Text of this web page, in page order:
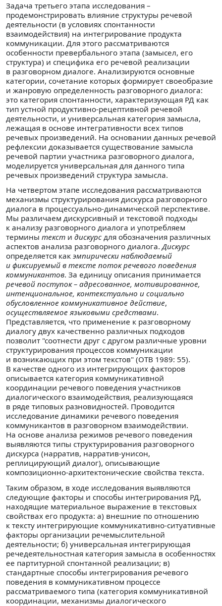
Задача третьего этапа исследования –
продемонстрировать влияние структуры речевой
деятельности (в условиях спонтанности
взаимодействия) на интегрирование продукта
коммуникации. Для этого рассматриваются
особенности превербального этапа (замысел, его
структура) и специфика его речевой реализации
в разговорном диалоге. Анализируются основные
категории, сочетание которых формирует своеобразие
и жанровую определенность разговорного диалога:
это категория спонтанности, характеризующая РД как
тип устной продуктивно-рецептивной речевой
деятельности, и универсальная категория замысла,
лежащая в основе интегративности всех типов
речевых произведений. На основании данных речевой
рефлексии доказывается существование замысла
речевой партии участника разговорного диалога,
моделируется универсальная для данного типа
речевых произведений структура замысла.
На четвертом этапе исследования рассматриваются
механизмы структурирования дискурса разговорного
диалога в процессуально-динамической перспективе.
Мы различаем дискурсивный и текстовой подходы
к анализу разговорного диалога и употребляем
термины текст и дискурс для обозначения различных
аспектов анализа разговорного диалога.Дискурс
определяется как эмпирически наблюдаемый
и фиксируемый в тексте поток речевого поведения
коммуникантов. За единицу описания принимается
речевой поступок – адресованное, мотивированное,
интенциональное, контекстуально и социально
обусловленное коммуникативное действие,
осуществляемое языковыми средствами.
Представляется, что применение к разговорному
диалогу двух качественно различных подходов
позволит "соотнести друг с другом различные уровни
структурирования процессов коммуникации
и возникающих при этом текстов" (ОТВ 1989: 55).
В качестве одного из интегрирующих факторов
описывается категория коммуникативной
координации речевого поведения участников
диалогического взаимодействия, реализующаяся
в ряде типовых разновидностей. Проводится
исследование динамики речевого поведения
коммуникантов в разговорном взаимодействии.
На основе анализа режимов речевого поведения
выявляются типы структурирования разговорного
дискурса (нарратив, нарратив-унисон,
реплицирующий диалог), описывающие
композиционно-архитектонические свойства текста.
Таким образом, в ходе исследования выявляются
следующие факторы и способы интегрирования РД,
находящие материальное выражение в текстовых
свойствах его продукта: а) внешние по отношению
к тексту интегрирующие коммуникативно-ситуативные
факторы организации речемыслительной
деятельности; б) универсальная интегрирующая
речедеятельностная категория замысла в особенностях
ее партитурной спонтанной реализации; в)
стандартные способы интегрирования речевого
поведения в коммуникативном процессе
рассматриваемого типа (категория коммуникативной
координации, механизмы диалогического